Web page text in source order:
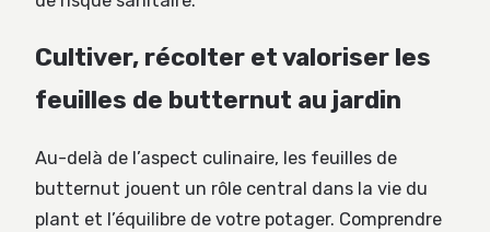
Cultiver, récolter et valoriser les
feuilles de butternut au jardin
Au-delà de l’aspect culinaire, les feuilles de
butternut jouent un rôle central dans la vie du
plant et l’équilibre de votre potager. Comprendre